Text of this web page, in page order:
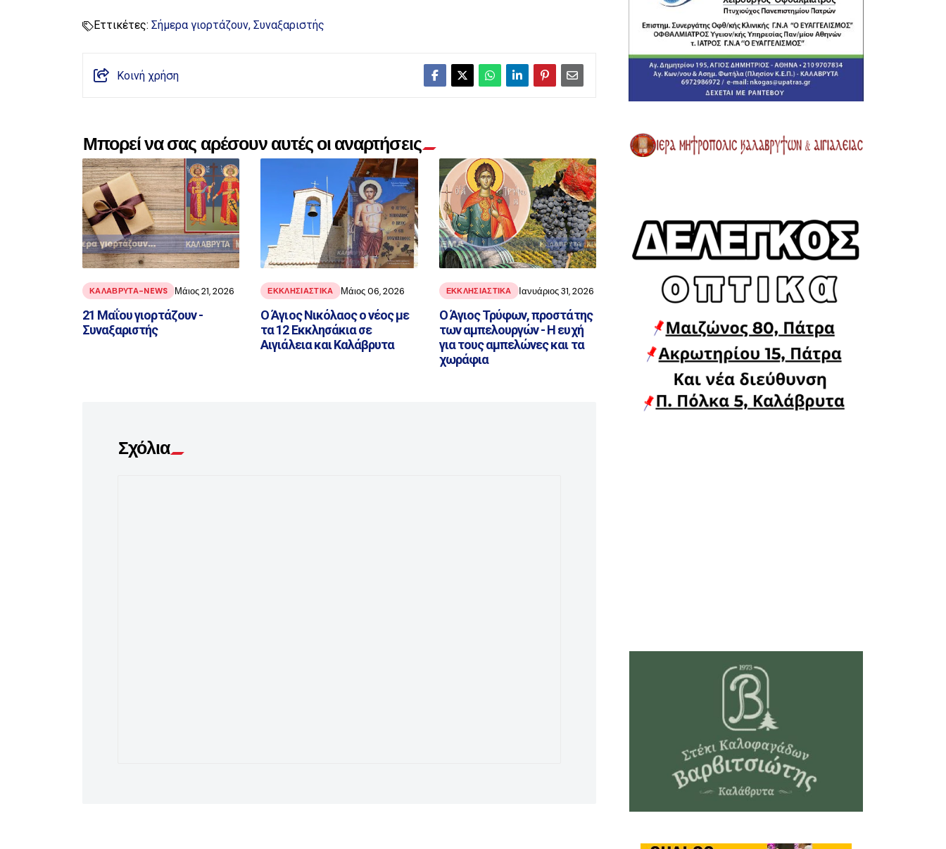
Εττικέτες: Σήμερα γιορτάζουν Συναξαριστής
Κοινή χρήση
Μπορεί να σας αρέσουν αυτές οι αναρτήσεις
ΚΑΛΑΒΡΥΤΑ-NEWS Μάιος 21, 2026
21 Μαΐου γιορτάζουν -
Συναξαριστής
ΕΚΚΛΗΣΙΑΣΤΙΚΑ Μάιος 06, 2026
Ο Άγιος Νικόλαος ο νέος με
τα 12 Εκκλησάκια σε
Αιγιάλεια και Καλάβρυτα
ΕΚΚΛΗΣΙΑΣΤΙΚΑ Ιανυάριος 31, 2026
Ο Άγιος Τρύφων, προστάτης
των αμπελουργών - Η ευχή
για τους αμπελώνες και τα
χωράφια
Σχόλια